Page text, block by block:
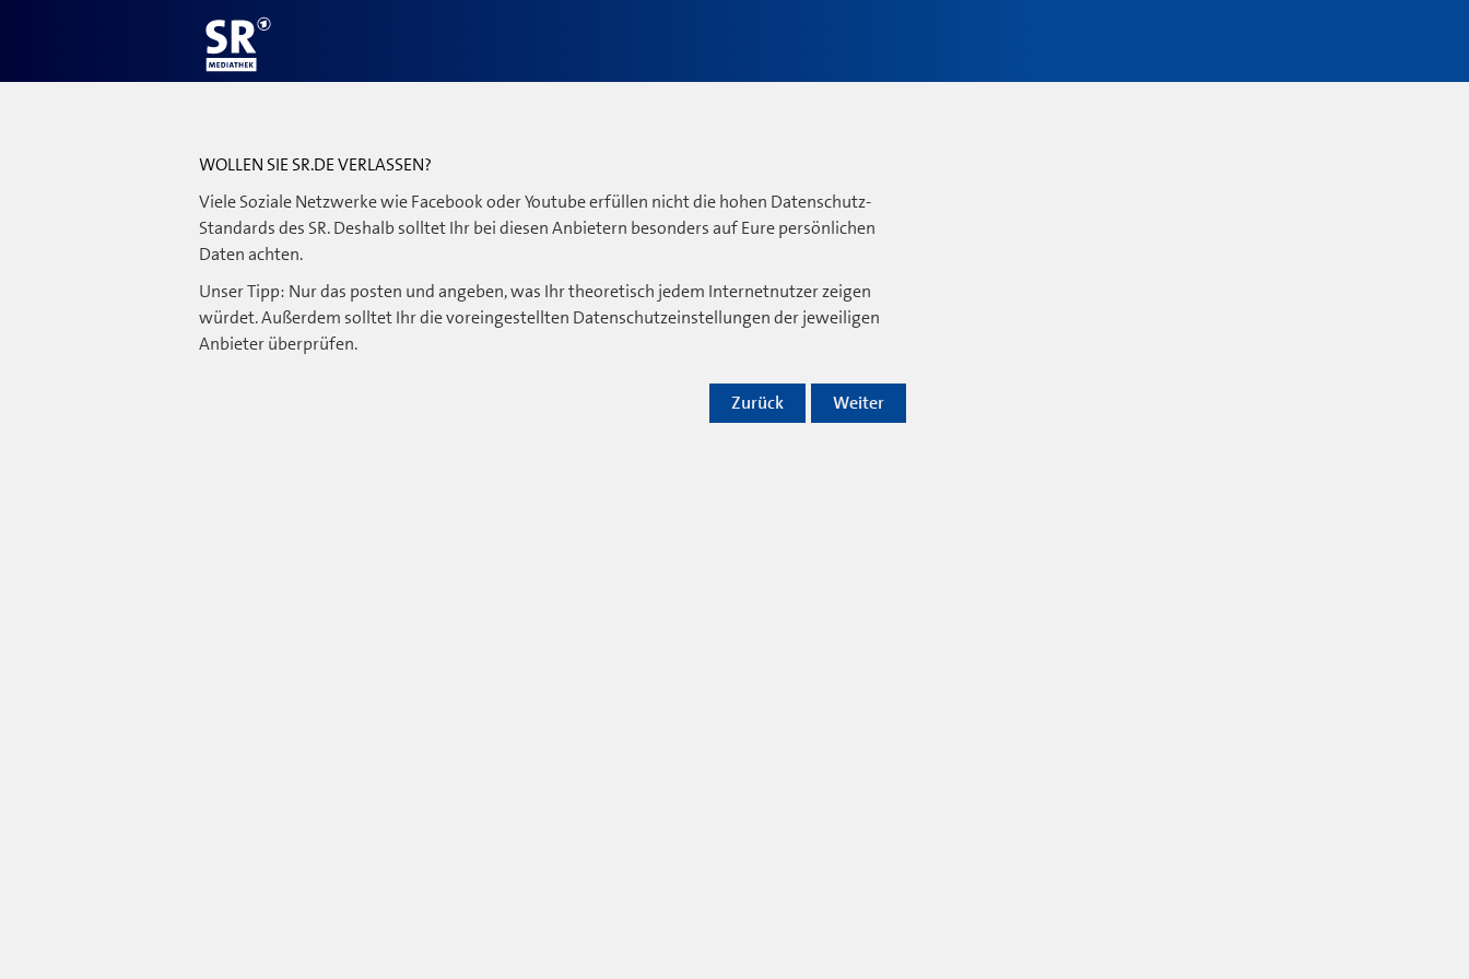
WOLLEN SIE SR.DE VERLASSEN?
Viele Soziale Netzwerke wie Facebook oder Youtube erfüllen nicht die hohen Datenschutz-
Standards des SR. Deshalb solltet Ihr bei diesen Anbietern besonders auf Eure persönlichen
Daten achten.
Unser Tipp: Nur das posten und angeben, was Ihr theoretisch jedem Internetnutzer zeigen
würdet. Außerdem solltet Ihr die voreingestellten Datenschutzeinstellungen der jeweiligen
Anbieter überprüfen.
Weiter
Zurück